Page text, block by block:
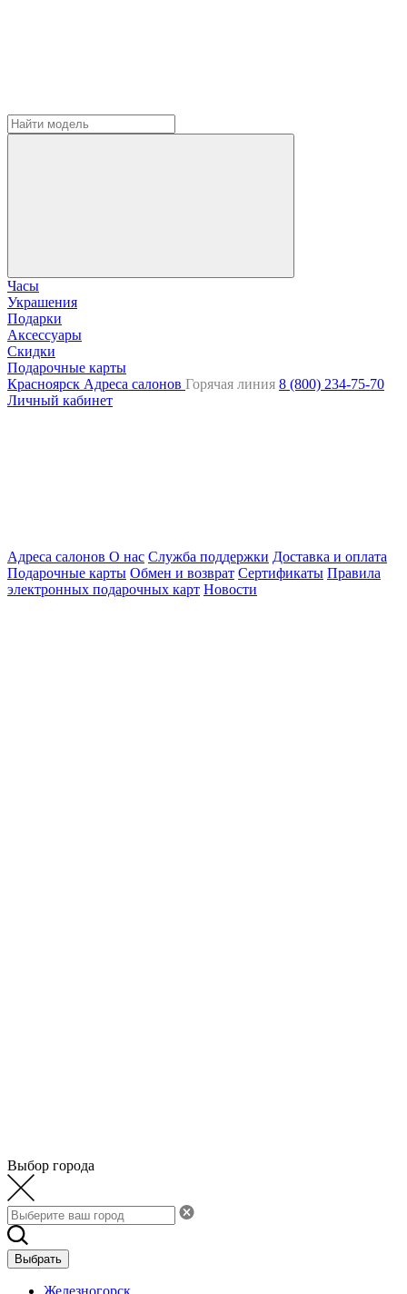
Часы
Украшения
Подарки
Аксессуары
Скидки
Подарочные карты
Красноярск Адреса салонов Горячая линия 8 (800) 234-75-70
Личный кабинет
Адреса салонов О нас Служба поддержки Доставка и оплата
Подарочные карты Обмен и возврат Сертификаты Правила
электронных подарочных карт Новости
Выбор города
Выбрать
Железногорск